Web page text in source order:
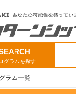
グラムを探す
ラム一覧